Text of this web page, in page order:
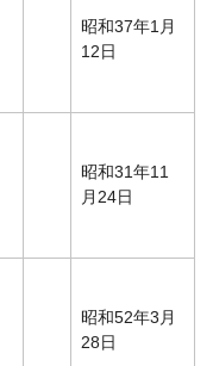
昭和37年1月
12日
昭和31年11
月24日
昭和52年3月
28日